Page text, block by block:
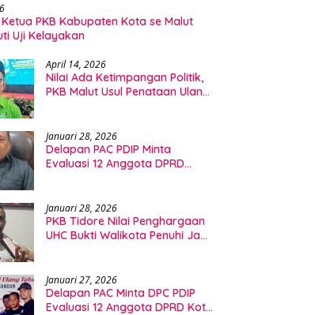
Ketua PKB Kabupaten Kota se Malut
Uji Kelayakan
April 14, 2026
Nilai Ada Ketimpangan Politik,
PKB Malut Usul Penataan Ulang
Januari 28, 2026
Delapan PAC PDIP Minta
Evaluasi 12 Anggota DPRD
Januari 28, 2026
PKB Tidore Nilai Penghargaan
UHC Bukti Walikota Penuhi Janji
Januari 27, 2026
Delapan PAC Minta DPC PDIP
Evaluasi 12 Anggota DPRD Kota